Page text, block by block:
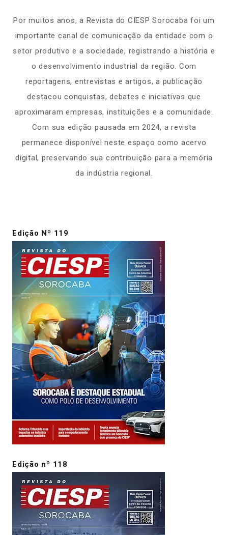
Por muitos anos, a Revista do CIESP Sorocaba foi um
importante canal de comunicação da entidade com o
setor produtivo e a sociedade, registrando a história e
o desenvolvimento industrial da região. Com
reportagens, entrevistas e artigos, a publicação
destacou conquistas, debates e iniciativas que
aproximaram empresas, instituições e a comunidade.
Com sua edição pausada em 2024, a revista
permanece disponível neste espaço como acervo
digital, preservando sua contribuição para a memória
da indústria regional.
Edição Nº 119
Edição nº 118